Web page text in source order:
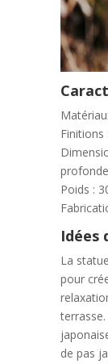
Finitions
Poids :
Idées
La
pour
de pas